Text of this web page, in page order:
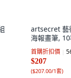
artsecret 藝
海報畫筆,
首購折扣價
$207
($207.00/1套)